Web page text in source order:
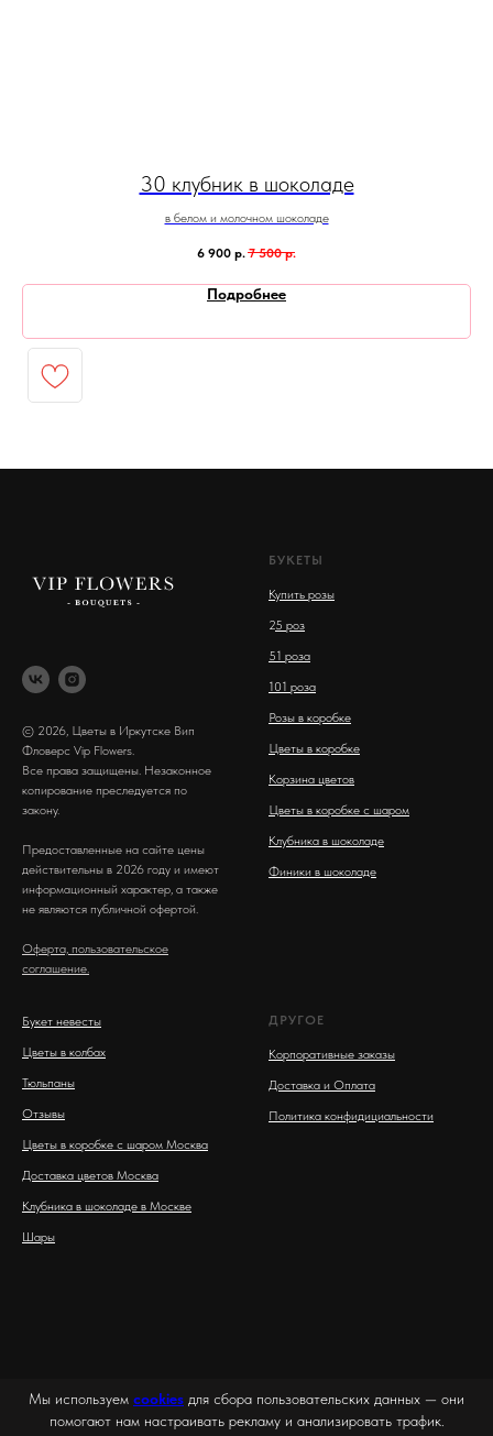
30 клубник в шоколаде
в белом и молочном шоколаде
6 900 р. 7 500 р.
Подробнее
© 2026, Цветы в Иркутске Вип
Фловерс Vip Flowers.
Все права защищены. Незаконное
копирование преследуется по
закону.
Предоставленные на сайте цены
действительны в 2026 году и имеют
информационный характер, а также
не являются публичной офертой.
Оферта, пользовательское
соглашение.
БУКЕТЫ
Купить розы
25 роз
51 роза
101 роза
Розы в коробке
Цветы в коробке
Корзина цветов
Цветы в коробке с шаром
Клубника в шоколаде
Финики в шоколаде
Букет невесты
Цветы в колбах
Тюльпаны
Отзывы
Цветы в коробке с шаром Москва
Доставка цветов Москва
Клубника в шоколаде в Москве
Шары
ДРУГОЕ
Корпоративные заказы
Доставка и Оплата
Политика конфидициальности
Мы используем cookies для сбора пользовательских данных — они
помогают нам настраивать рекламу и анализировать трафик.